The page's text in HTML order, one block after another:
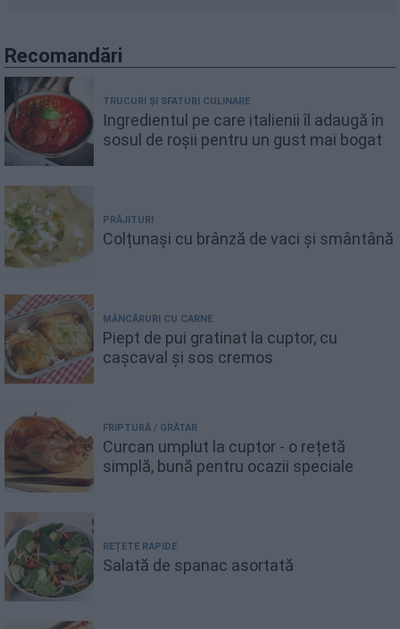
Recomandări
TRUCURI ȘI SFATURI CULINARE
Ingredientul pe care italienii îl adaugă în
sosul de roșii pentru un gust mai bogat
PRĂJITURI
Colțunași cu brânză de vaci și smântână
MÂNCĂRURI CU CARNE
Piept de pui gratinat la cuptor, cu
cașcaval și sos cremos
FRIPTURĂ / GRĂTAR
Curcan umplut la cuptor - o rețetă
simplă, bună pentru ocazii speciale
REȚETE RAPIDE
Salată de spanac asortată